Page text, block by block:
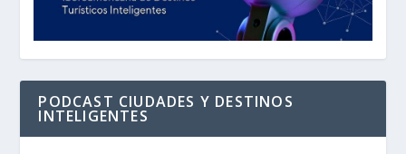
PODCAST CIUDADES Y DESTINOS
INTELIGENTES